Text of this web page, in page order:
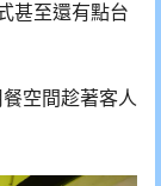
甚至還有點台
空間趁著客人